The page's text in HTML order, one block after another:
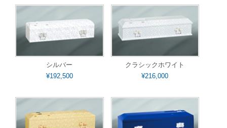
シルバー
¥192,500
クラシックホワイト
¥216,000